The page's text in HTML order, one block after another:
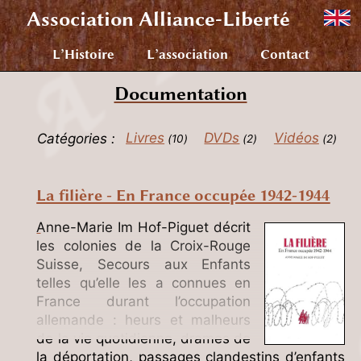
AssociationAlliance-Liberté
L’Histoire L’association Contact
Documentation
Catégories : Livres 10 DVDs 2 Vidéos 2
La filière - En France occupée 1942-1944
Anne-Marie Im Hof-Piguet décrit
les colonies de la Croix-Rouge
Suisse, Secours aux Enfants
telles qu’elle les a connues en
France durant l’occupation
allemande : heurs et malheurs
de la vie quotidienne, drames de
la déportation, passages clandestins d’enfants